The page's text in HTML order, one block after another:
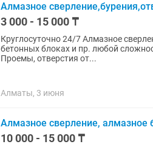
Алмазное
3 000 - 15 000 ₸
Круглосуточно 24/7 Алмазное сверление отверстий и проемов в железобетоне, кирпиче,
бетонных блоках и пр. любой сложности. Отверстия под вентиляцию, канализацию,
Проемы, отверстия от...
Алматы, 3 июня
Алмазное сверление, алмазное
10 000 - 15 000 ₸